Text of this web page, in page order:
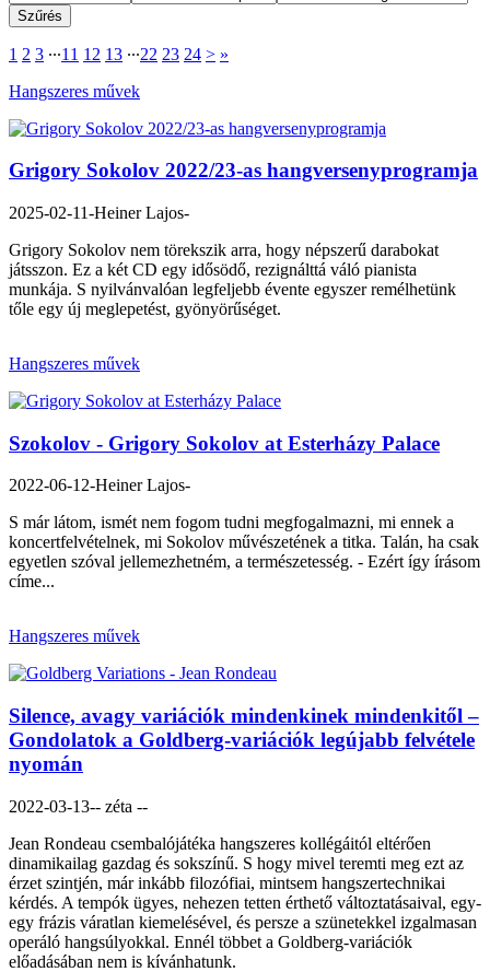
1 2 3 ∙∙∙11 12 13 ∙∙∙22 23 24 > »
Hangszeres művek
Grigory Sokolov 2022/23-as hangversenyprogramja
2025-02-11-Heiner Lajos-
Grigory Sokolov nem törekszik arra, hogy népszerű darabokat
játsszon. Ez a két CD egy idősödő, rezignálttá váló pianista
munkája. S nyilvánvalóan legfeljebb évente egyszer remélhetünk
tőle egy új meglepetést, gyönyörűséget.
Hangszeres művek
Szokolov - Grigory Sokolov at Esterházy Palace
2022-06-12-Heiner Lajos-
S már látom, ismét nem fogom tudni megfogalmazni, mi ennek a
koncertfelvételnek, mi Sokolov művészetének a titka. Talán, ha csak
egyetlen szóval jellemezhetném, a természetesség. - Ezért így írásom
címe...
Hangszeres művek
Silence, avagy variációk mindenkinek mindenkitől –
Gondolatok a Goldberg-variációk legújabb felvétele
nyomán
2022-03-13-- zéta --
Jean Rondeau csembalójátéka hangszeres kollégáitól eltérően
dinamikailag gazdag és sokszínű. S hogy mivel teremti meg ezt az
érzet szintjén, már inkább filozófiai, mintsem hangszertechnikai
kérdés. A tempók ügyes, nehezen tetten érthető változtatásaival, egy-
egy frázis váratlan kiemelésével, és persze a szünetekkel izgalmasan
operáló hangsúlyokkal. Ennél többet a Goldberg-variációk
előadásában nem is kívánhatunk.